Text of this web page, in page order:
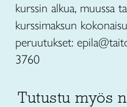
kurssin alkua, muussa
kurssimaksun
peruutukset:
3760
Tutustu myös